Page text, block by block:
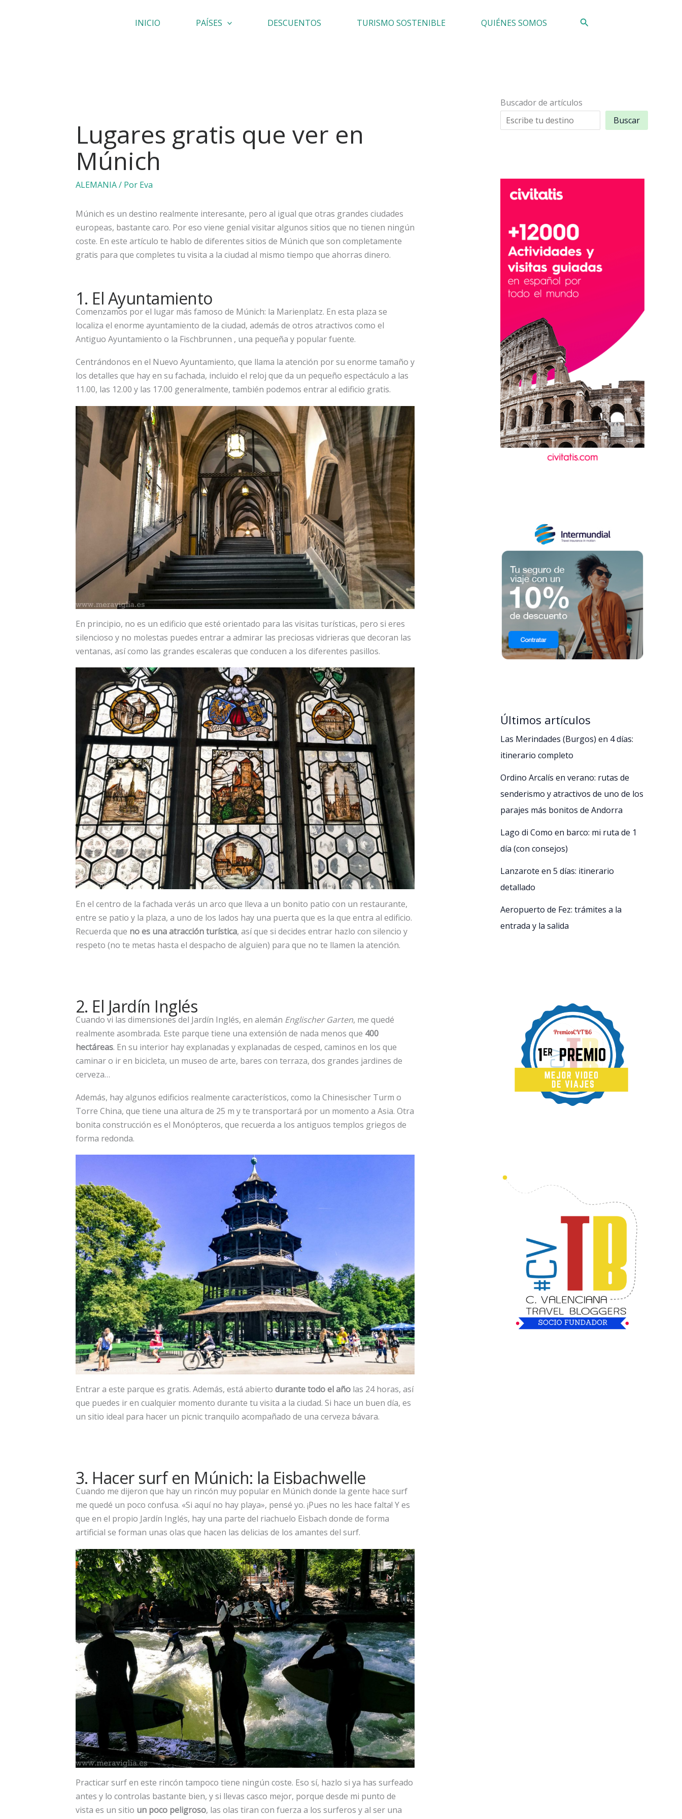
INICIO PAÍSES DESCUENTOS TURISMO SOSTENIBLE QUIÉNES SOMOS Buscar
Lugares gratis que ver en
Múnich
ALEMANIA/ Por Eva
Múnich es un destino realmente interesante, pero al igual que otras grandes ciudades
europeas, bastante caro. Por eso viene genial visitar algunos sitios que no tienen ningún
coste. En este artículo te hablo de diferentes sitios de Múnich que son completamente
gratis para que completes tu visita a la ciudad al mismo tiempo que ahorras dinero.
1. El Ayuntamiento
Comenzamos por el lugar más famoso de Múnich: la Marienplatz. En esta plaza se
localiza el enorme ayuntamiento de la ciudad, además de otros atractivos como el
Antiguo Ayuntamiento o la Fischbrunnen , una pequeña y popular fuente.
Centrándonos en el Nuevo Ayuntamiento, que llama la atención por su enorme tamaño y
los detalles que hay en su fachada, incluido el reloj que da un pequeño espectáculo a las
11.00, las 12.00 y las 17.00 generalmente, también podemos entrar al edificio gratis.
En principio, no es un edificio que esté orientado para las visitas turísticas, pero si eres
silencioso y no molestas puedes entrar a admirar las preciosas vidrieras que decoran las
ventanas, así como las grandes escaleras que conducen a los diferentes pasillos.
En el centro de la fachada verás un arco que lleva a un bonito patio con un restaurante,
entre se patio y la plaza, a uno de los lados hay una puerta que es la que entra al edificio.
Recuerda que no es una atracción turística, así que si decides entrar hazlo con silencio y
respeto (no te metas hasta el despacho de alguien) para que no te llamen la atención.
2. El Jardín Inglés
Cuando vi las dimensiones del Jardín Inglés, en alemán Englischer Garten, me quedé
realmente asombrada. Este parque tiene una extensión de nada menos que 400
hectáreas. En su interior hay explanadas y explanadas de cesped, caminos en los que
caminar o ir en bicicleta, un museo de arte, bares con terraza, dos grandes jardines de
cerveza…
Además, hay algunos edificios realmente característicos, como la Chinesischer Turm o
Torre China, que tiene una altura de 25 m y te transportará por un momento a Asia. Otra
bonita construcción es el Monópteros, que recuerda a los antiguos templos griegos de
forma redonda.
Entrar a este parque es gratis. Además, está abierto durante todo el añolas 24 horas, así
que puedes ir en cualquier momento durante tu visita a la ciudad. Si hace un buen día, es
un sitio ideal para hacer un picnic tranquilo acompañado de una cerveza bávara.
3. Hacer surf en Múnich: la Eisbachwelle
Cuando me dijeron que hay un rincón muy popular en Múnich donde la gente hace surf
me quedé un poco confusa. «Si aquí no hay playa», pensé yo. ¡Pues no les hace falta! Y es
que en el propio Jardín Inglés, hay una parte del riachuelo Eisbach donde de forma
artificial se forman unas olas que hacen las delicias de los amantes del surf.
Practicar surf en este rincón tampoco tiene ningún coste. Eso sí, hazlo si ya has surfeado
antes y lo controlas bastante bien, y si llevas casco mejor, porque desde mi punto de
vista es un sitio un poco peligroso, las olas tiran con fuerza a los surferos y al ser una
Buscador de artículos
Buscar
Últimos artículos
Las Merindades (Burgos) en 4 días:
itinerario completo
Ordino Arcalís en verano: rutas de
senderismo y atractivos de uno de los
parajes más bonitos de Andorra
Lago di Como en barco: mi ruta de 1
día (con consejos)
Lanzarote en 5 días: itinerario
detallado
Aeropuerto de Fez: trámites a la
entrada y la salida